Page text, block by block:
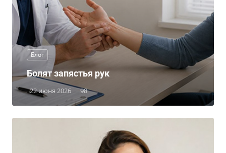
Блог
22 июня 2026 98
Болят запястья рук